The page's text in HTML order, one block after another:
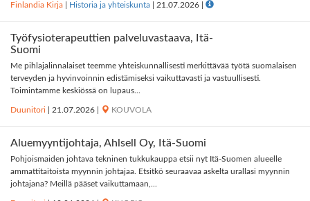
Finlandia Kirja Historia ja yhteiskunta 21.07.2026
Työfysioterapeuttien palveluvastaava, Itä-
Suomi
Me pihlajalinnalaiset teemme yhteiskunnallisesti merkittävää työtä suomalaisen
terveyden ja hyvinvoinnin edistämiseksi vaikuttavasti ja vastuullisesti.
Toimintamme keskiössä on lupaus...
Duunitori 21.07.2026 KOUVOLA
Aluemyyntijohtaja, Ahlsell Oy, Itä-Suomi
Pohjoismaiden johtava tekninen tukkukauppa etsii nyt Itä-Suomen alueelle
ammattitaitoista myynnin johtajaa. Etsitkö seuraavaa askelta urallasi myynnin
johtajana? Meillä pääset vaikuttamaan,...